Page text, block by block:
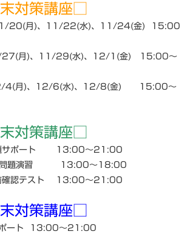
対策講座□
月)、11/22(水)、11/24(金) 15:00
27(月)、11/29(水)、12/1(金) 15:00～
4(月)、12/6(水)、12/8(金) 15:00～
対策講座□
サポート 13:00～21:00
問題演習 13:00～18:00
認テスト 13:00～21:00
対策講座□
ート 13:00～21:00